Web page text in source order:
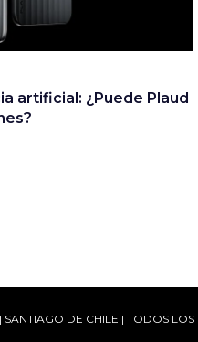
artificial: ¿Puede Plaud
DE CHILE | TODOS